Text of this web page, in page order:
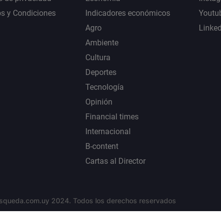
y Condiciones
Indicadores económicos
Agro
Ambiente
Cultura
Deportes
Tecnología
Opinión
Financial times
Internacional
B-content
Cartas al Director
2024. Todos los derechos reservados